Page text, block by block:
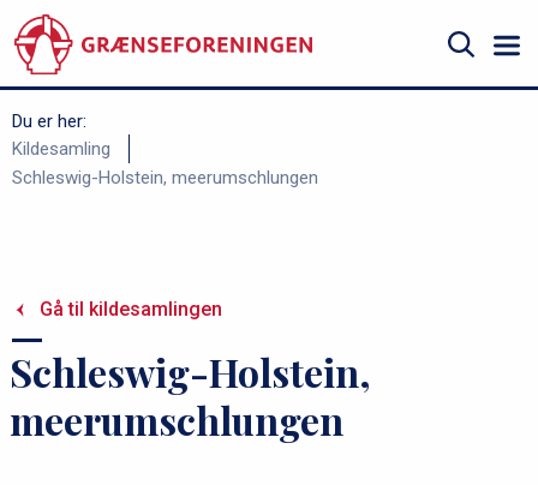
til
hovedindhold
Søg
Du er her:
Kildesamling
Schleswig-Holstein, meerumschlungen
Gå til kildesamlingen
Schleswig-Holstein,
meerumschlungen